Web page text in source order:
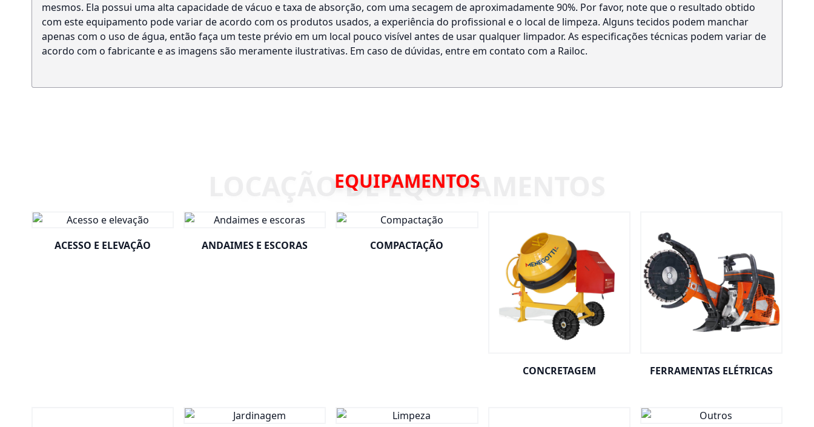
mesmos. Ela possui uma alta capacidade de vácuo e taxa de absorção, com uma secagem de aproximadamente 90%. Por favor, note que o resultado obtido
com este equipamento pode variar de acordo com os produtos usados, a experiência do profissional e o local de limpeza. Alguns tecidos podem manchar
apenas com o uso de água, então faça um teste prévio em um local pouco visível antes de usar qualquer limpador. As especificações técnicas podem variar de
acordo com o fabricante e as imagens são meramente ilustrativas. Em caso de dúvidas, entre em contato com a Railoc.
EQUIPAMENTOS
ACESSO E ELEVAÇÃO ANDAIMES E ESCORAS COMPACTAÇÃO
CONCRETAGEM FERRAMENTAS ELÉTRICAS